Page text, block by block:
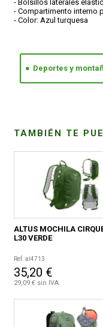
- Bolsillos laterales
- Compartimento interno
- Color: Azul turquesa
Deportes y
TAMBIÉN TE
ALTUS MOCHILA
L30 VERDE
Ref. al4713
35,20 €
29,09 € sin IVA